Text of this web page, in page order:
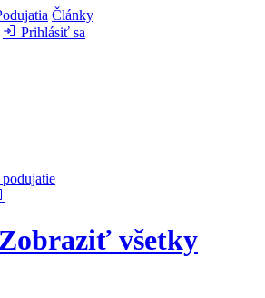
Články
Prihlásiť sa
Zobraziť všetky